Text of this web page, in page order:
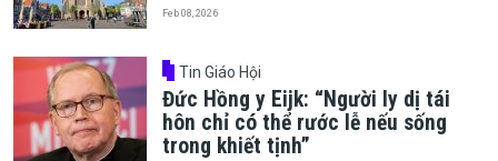
Feb 08, 2026
Tin Giáo Hội
Đức Hồng y Eijk: “Người ly dị tái
hôn chỉ có thể rước lễ nếu sống
trong khiết tịnh”